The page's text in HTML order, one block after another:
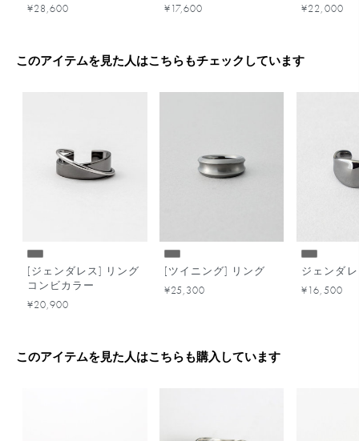
¥28,600
¥17,600
¥22,000
このアイテムを見た人はこちらもチェックしています
[ジェンダレス] リング
コンビカラー
¥20,900
[ツイニング] リング
¥25,300
ジェンダ
¥16,500
このアイテムを見た人はこちらも購入しています